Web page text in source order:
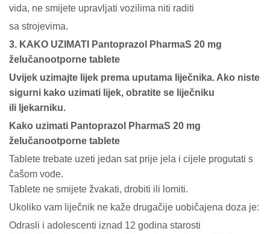
vida, ne smijete upravljati vozilima niti raditi
sa strojevima.
3. KAKO UZIMATI Pantoprazol PharmaS 20 mg
želučanootporne tablete
Uvijek uzimajte lijek prema uputama liječnika. Ako niste
sigurni kako uzimati lijek, obratite se liječniku
ili ljekarniku.
Kako uzimati Pantoprazol PharmaS 20 mg
želučanootporne tablete
Tablete trebate uzeti jedan sat prije jela i cijele progutati s
čašom vode.
Tablete ne smijete žvakati, drobiti ili lomiti.
Ukoliko vam liječnik ne kaže drugačije uobičajena doza je:
Odrasli i adolescenti iznad 12 godina starosti